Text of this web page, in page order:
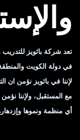
تعد شركة باثويز
في دولة الكويت
لإننا في باثويز نؤمن ان
مع المستقبل، ولإننا
أي منظمة ونموها